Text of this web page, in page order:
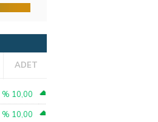
ADET
% 10,00
% 10,00